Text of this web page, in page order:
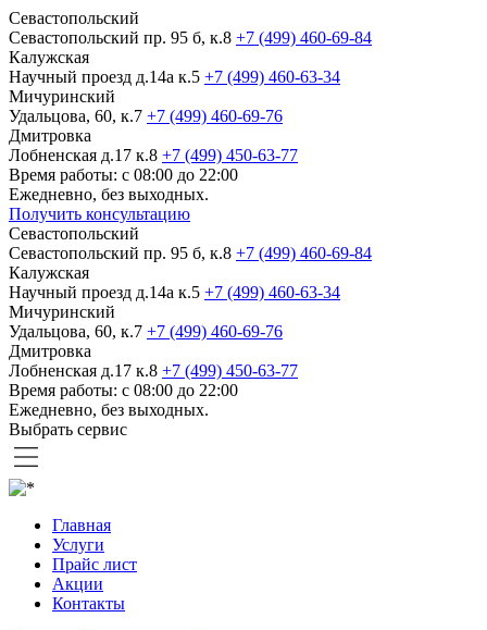
Севастопольский
Севастопольский пр. 95 б, к.8 +7 (499) 460-69-84
Калужская
Научный проезд д.14а к.5 +7 (499) 460-63-34
Мичуринский
Удальцова, 60, к.7 +7 (499) 460-69-76
Дмитровка
Лобненская д.17 к.8 +7 (499) 450-63-77
Время работы: с 08:00 до 22:00
Ежедневно, без выходных.
Получить консультацию
Севастопольский
Севастопольский пр. 95 б, к.8 +7 (499) 460-69-84
Калужская
Научный проезд д.14а к.5 +7 (499) 460-63-34
Мичуринский
Удальцова, 60, к.7 +7 (499) 460-69-76
Дмитровка
Лобненская д.17 к.8 +7 (499) 450-63-77
Время работы: с 08:00 до 22:00
Ежедневно, без выходных.
Выбрать сервис
Главная
Услуги
Прайс лист
Акции
Контакты